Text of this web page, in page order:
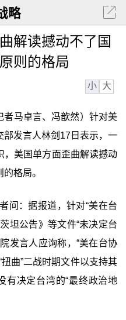
略
解读撼动不了国
则的格局
小 大
者马卓言、冯歆然）针对美
部发言人林剑17日表示，一
，美国单方面歪曲解读撼动
格局。
问：据报道，针对“美在台
坦公告》等文件“未决定台
发言人应询称，“美在台协
曲”二战时期文件以支持其
有决定台湾的“最终政治地